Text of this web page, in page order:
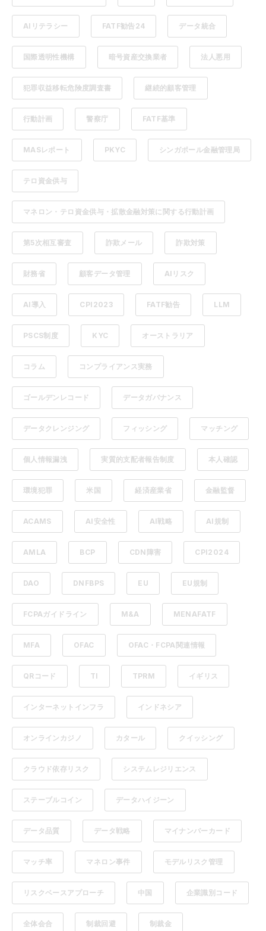
AIリテラシー FATF勧告24 データ統合
国際透明性機構 暗号資産交換業者 法人悪用
犯罪収益移転危険度調査書 継続的顧客管理
行動計画 警察庁 FATF基準
MASレポート PKYC シンガポール金融管理局
テロ資金供与
マネロン・テロ資金供与・拡散金融対策に関する行動計画
第5次相互審査 詐欺メール 詐欺対策
財務省 顧客データ管理 AIリスク
AI導入 CPI2023 FATF勧告 LLM
PSCS制度 KYC オーストラリア
コラム コンプライアンス実務
ゴールデンレコード データガバナンス
データクレンジング フィッシング マッチング
個人情報漏洩 実質的支配者報告制度 本人確認
環境犯罪 米国 経済産業省 金融監督
ACAMS AI安全性 AI戦略 AI規制
AMLA BCP CDN障害 CPI2024
DAO DNFBPS EU EU規制
FCPAガイドライン M&A MENAFATF
MFA OFAC OFAC・FCPA関連情報
QRコード TI TPRM イギリス
インターネットインフラ インドネシア
オンラインカジノ カタール クイッシング
クラウド依存リスク システムレジリエンス
ステーブルコイン データハイジーン
データ品質 データ戦略 マイナンバーカード
マッチ率 マネロン事件 モデルリスク管理
リスクベースアプローチ 中国 企業識別コード
全体会合 制裁回避 制裁金